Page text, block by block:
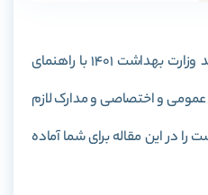
ثبت نام آزمون کارشناسی ارشد وزارت بهداشت 1401 با راهنمای
عمومی و اختصاصی و مدارک لازم
را در این مقاله برای شما آماده